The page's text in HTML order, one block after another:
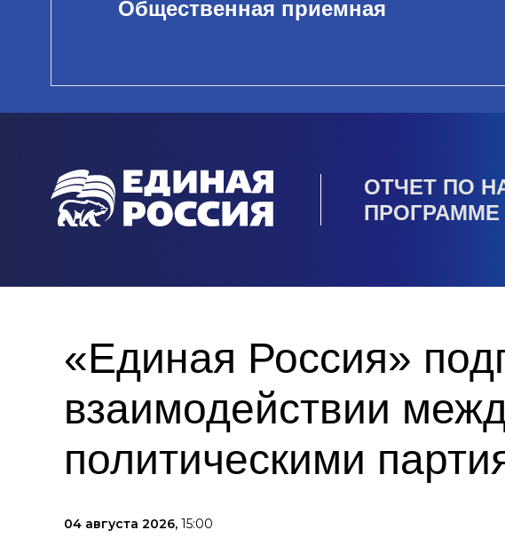
Общественная приемная
ОТЧЕТ ПО
ПРОГРАММЕ
«Единая Россия»
взаимодействии
политическими
04 августа 2026, 15:00